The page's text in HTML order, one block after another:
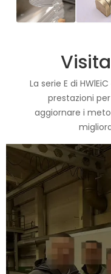
La serie E di
prestazioni
aggiornare i